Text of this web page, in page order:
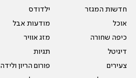
חדשות המגזר
אוכל
כיפה שחורה
דיגיטל
צעירים
ילדודס
מודעות אבל
מזג אוויר
תגיות
פורום הריון ולידה